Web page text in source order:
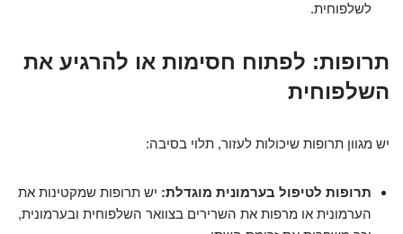
לשלפוחית.
תרופות: לפתוח חסימות או להרגיע את
השלפוחית
יש מגוון תרופות שיכולות לעזור, תלוי בסיבה:
תרופות לטיפול בערמונית מוגדלת: יש תרופות שמקטינות את
הערמונית או מרפות את השרירים בצוואר השלפוחית ובערמונית,